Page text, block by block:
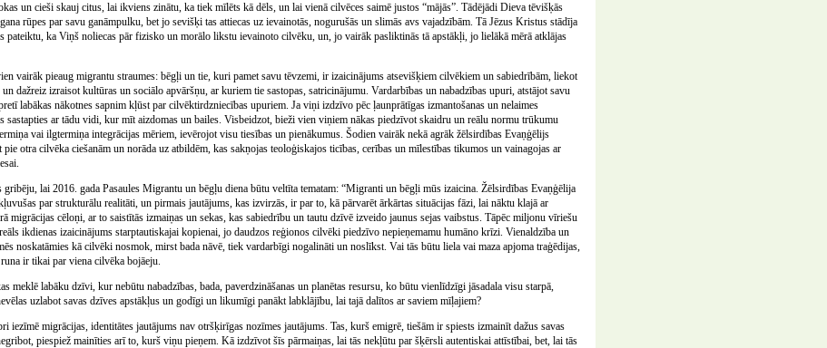
un cieši skauj citus, lai ikviens zinātu, ka tiek mīlēts kā dēls, un lai vienā cilvēces saimē justos “mājās”. Tādējādi Dieva tēvišķās
rūpes par savu ganāmpulku, bet jo sevišķi tas attiecas uz ievainotās, nogurušās un slimās avs vajadzībām. Tā Jēzus Kristus stādīja
pateiktu, ka Viņš noliecas pār fizisko un morālo likstu ievainoto cilvēku, un, jo vairāk pasliktinās tā apstākļi, jo lielākā mērā atklājas
vairāk pieaug migrantu straumes: bēgļi un tie, kuri pamet savu tēvzemi, ir izaicinājums atsevišķiem cilvēkiem un sabiedrībām, liekot
dažreiz izraisot kultūras un sociālo apvāršņu, ar kuriem tie sastopas, satricinājumu. Vardarbības un nabadzības upuri, atstājot savu
labākas nākotnes sapnim kļūst par cilvēktirdzniecības upuriem. Ja viņi izdzīvo pēc ļaunprātīgas izmantošanas un nelaimes
sastapties ar tādu vidi, kur mīt aizdomas un bailes. Visbeidzot, bieži vien viņiem nākas piedzīvot skaidru un reālu normu trūkumu
vai ilgtermiņa integrācijas mēriem, ievērojot visu tiesības un pienākumus. Šodien vairāk nekā agrāk žēlsirdības Evaņģēlijs
otra cilvēka ciešanām un norāda uz atbildēm, kas sakņojas teoloģiskajos ticības, cerības un mīlestības tikumos un vainagojas ar
gribēju, lai 2016. gada Pasaules Migrantu un bēgļu diena būtu veltīta tematam: “Migranti un bēgļi mūs izaicina. Žēlsirdības Evaņģēlija
par strukturālu realitāti, un pirmais jautājums, kas izvirzās, ir par to, kā pārvarēt ārkārtas situācijas fāzi, lai nāktu klajā ar
migrācijas cēloņi, ar to saistītās izmaiņas un sekas, kas sabiedrību un tautu dzīvē izveido jaunus sejas vaibstus. Tāpēc miljonu vīriešu
ikdienas izaicinājums starptautiskajai kopienai, jo daudzos reģionos cilvēki piedzīvo nepieņemamu humāno krīzi. Vienaldzība un
noskatāmies kā cilvēki nosmok, mirst bada nāvē, tiek vardarbīgi nogalināti un noslīkst. Vai tās būtu liela vai maza apjoma traģēdijas,
ir tikai par viena cilvēka bojāeju.
meklē labāku dzīvi, kur nebūtu nabadzības, bada, paverdzināšanas un planētas resursu, ko būtu vienlīdzīgi jāsadala visu starpā,
uzlabot savas dzīves apstākļus un godīgi un likumīgi panākt labklājību, lai tajā dalītos ar saviem mīļajiem?
iezīmē migrācijas, identitātes jautājums nav otršķirīgas nozīmes jautājums. Tas, kurš emigrē, tiešām ir spiests izmainīt dažus savas
piespiež mainīties arī to, kurš viņu pieņem. Kā izdzīvot šīs pārmaiņas, lai tās nekļūtu par šķērsli autentiskai attīstībai, bet, lai tās